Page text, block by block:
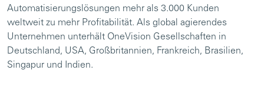
Automatisierungslösungen mehr als 3.000 Kunden
weltweit zu mehr Profitabilität. Als global agierendes
Unternehmen unterhält OneVision Gesellschaften in
Deutschland, USA, Großbritannien, Frankreich, Brasilien,
Singapur und Indien.